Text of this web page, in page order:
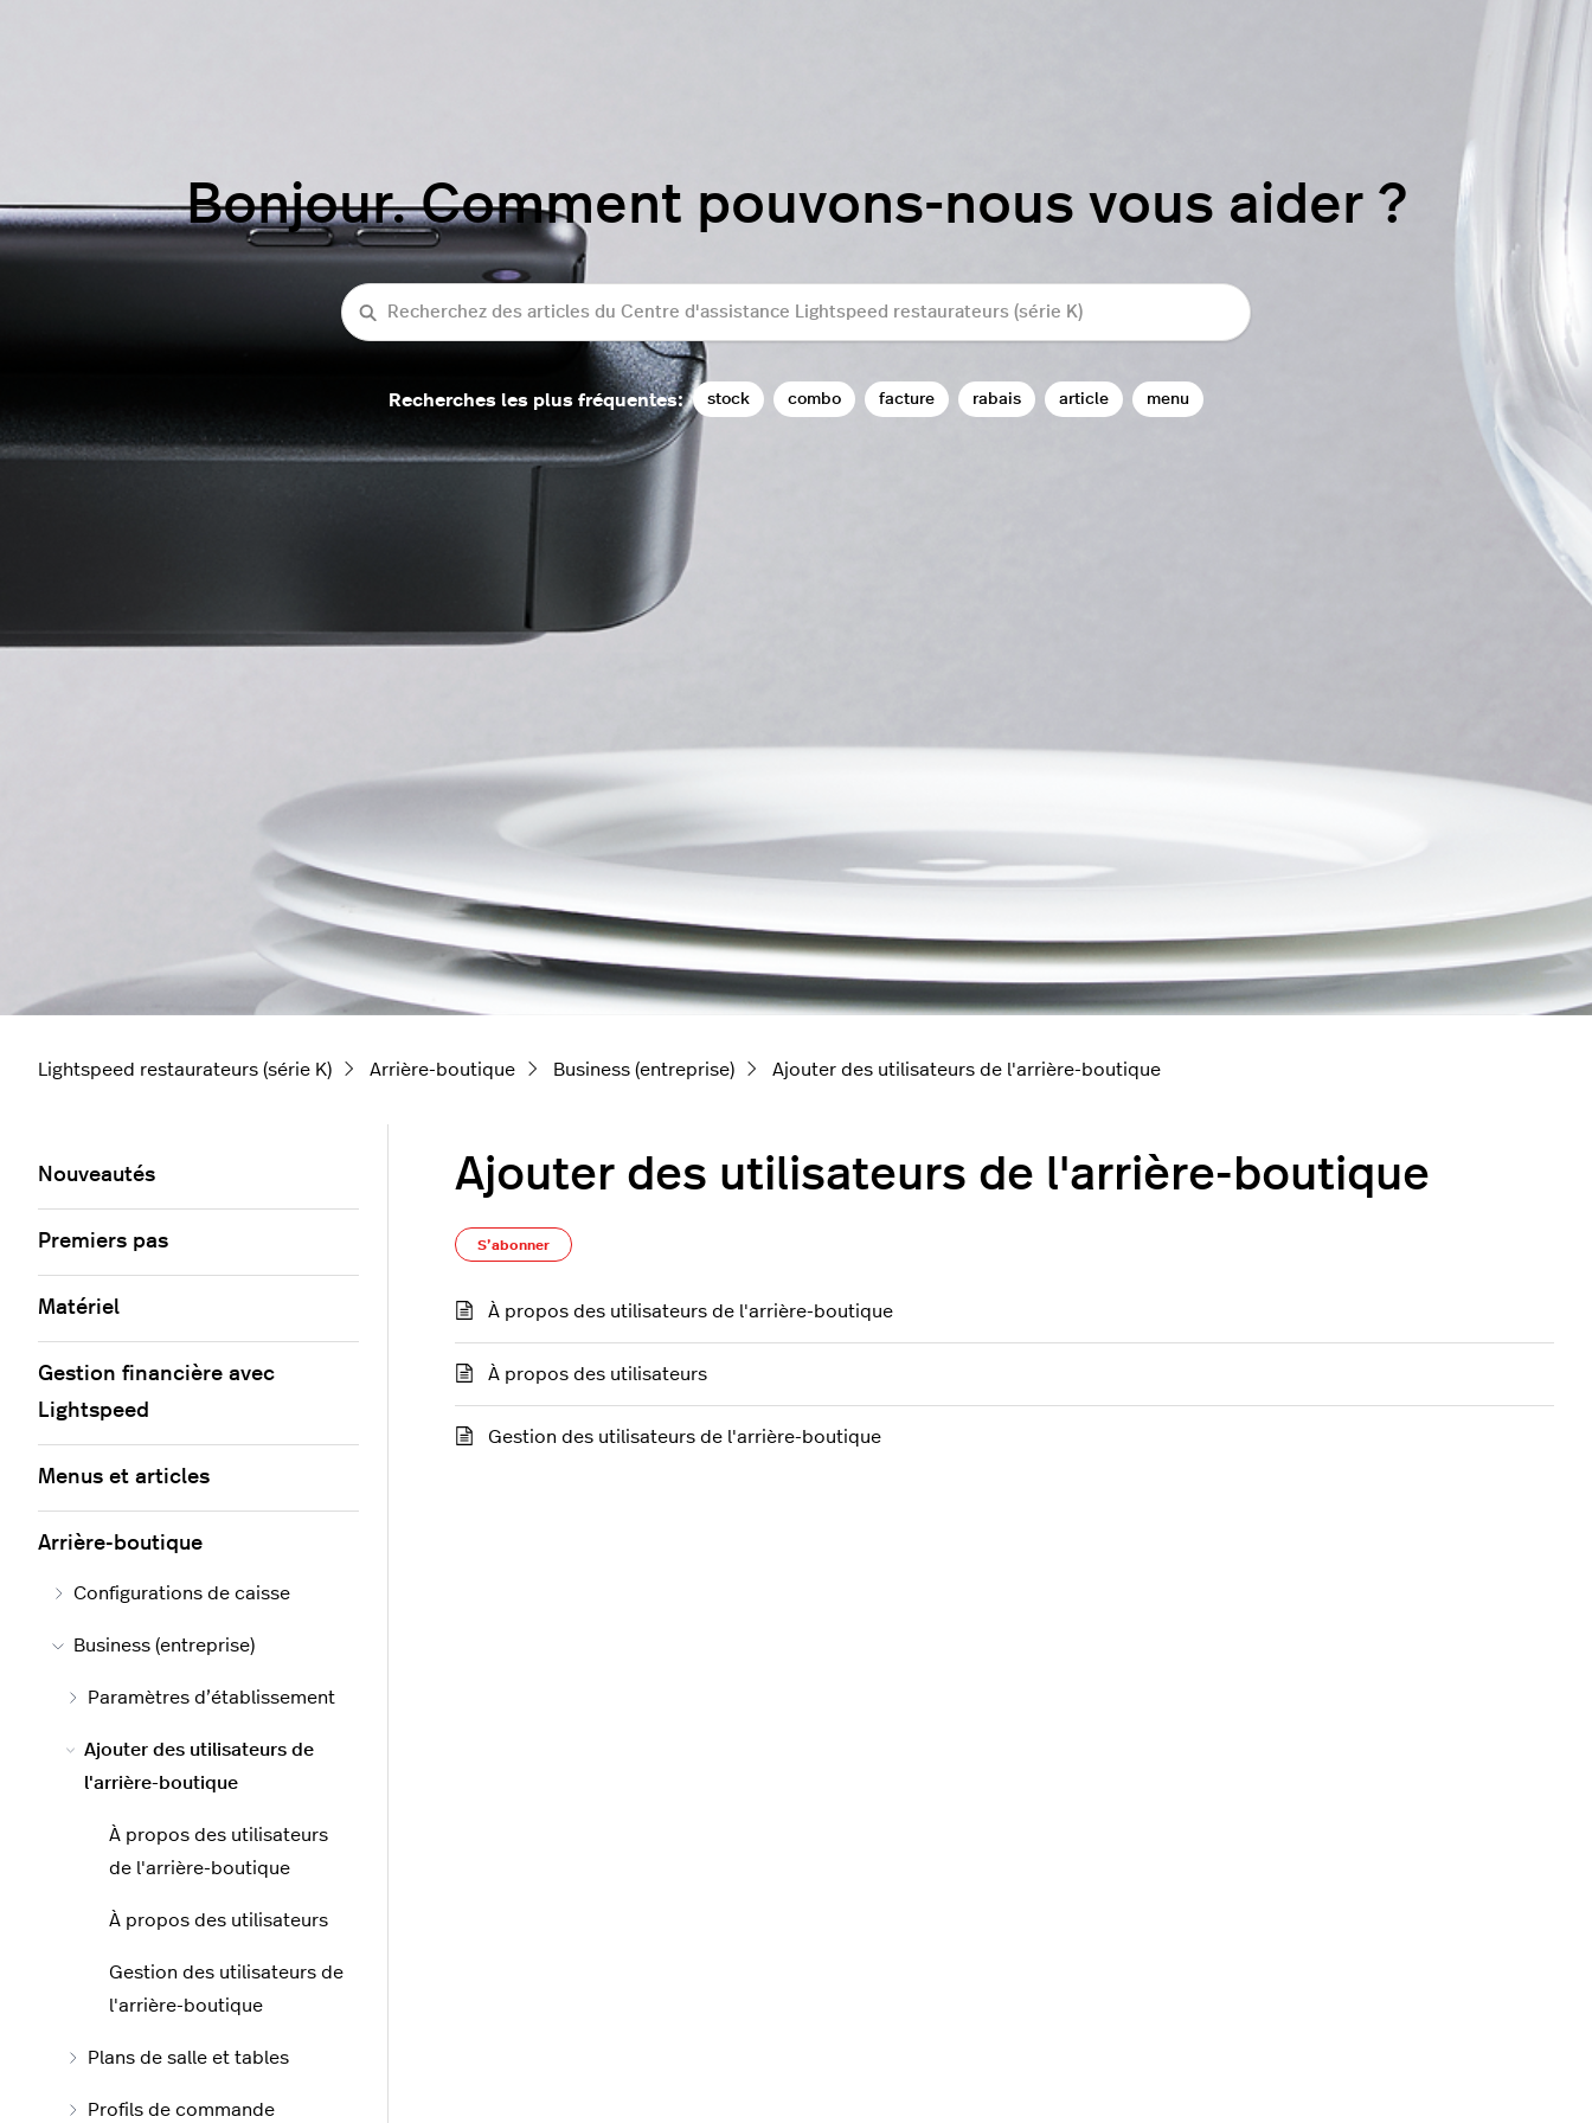
Bonjour. Comment pouvons-nous vous aider ?
rechercher
Recherches les plus fréquentes: stock combo facture rabais article menu
Lightspeed restaurateurs (série K) Arrière-boutique Business (entreprise) Ajouter des utilisateurs de l'arrière-boutique
Ajouter des utilisateurs de l'arrière-boutique
S’abonner
À propos des utilisateurs de l'arrière-boutique
À propos des utilisateurs
Gestion des utilisateurs de l'arrière-boutique
Nouveautés
Premiers pas
Matériel
Gestion financière avec
Lightspeed
Menus et articles
Arrière-boutique
Configurations de caisse
Business (entreprise)
Paramètres d’établissement
Ajouter des utilisateurs de
l'arrière-boutique
À propos des utilisateurs
de l'arrière-boutique
À propos des utilisateurs
Gestion des utilisateurs de
l'arrière-boutique
Plans de salle et tables
Profils de commande